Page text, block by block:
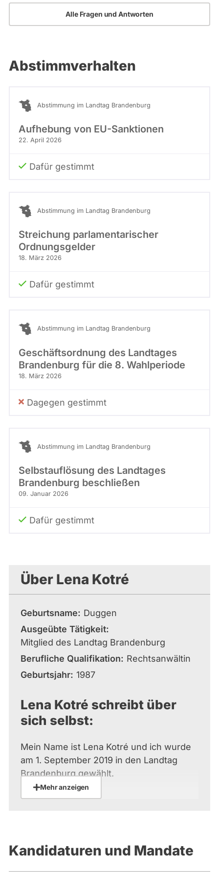
Alle Fragen und Antworten
Abstimmverhalten
Abstimmung im Landtag Brandenburg
Aufhebung von EU-Sanktionen
22. April 2026
Dafür gestimmt
Abstimmung im Landtag Brandenburg
Streichung parlamentarischer
Ordnungsgelder
18. März 2026
Dafür gestimmt
Abstimmung im Landtag Brandenburg
Geschäftsordnung des Landtages
Brandenburg für die 8. Wahlperiode
18. März 2026
Dagegen gestimmt
Abstimmung im Landtag Brandenburg
Selbstauflösung des Landtages
Brandenburg beschließen
09. Januar 2026
Dafür gestimmt
Über Lena Kotré
Geburtsname
Duggen
Ausgeübte Tätigkeit
Mitglied des Landtag Brandenburg
Berufliche Qualifikation
Rechtsanwältin
Geburtsjahr 1987
Lena Kotré schreibt über
sich selbst:
Mein Name ist Lena Kotré und ich wurde
am 1. September 2019 in den Landtag
Brandenburg gewählt.
Mein besonderes Interesse gilt der
Unwillen vieler Zuwanderer, sich in
durch fehlende Bereitschaft der
Mehr anzeigen
Kandidaturen und Mandate